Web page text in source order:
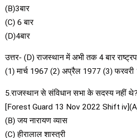
(B)3बार
(C) 6 बार
(D)4बार
उत्तर- (D) राजस्थान में अभी तक 4 बार
(1) मार्च 1967 (2) अप्रैल 1977 (3)
5.राजस्थान से संविधान सभा के सदस्य नहीं थे?
[Forest Guard 13 Nov 2022 Shift
(B) जय नारायण व्यास
(C) हीरालाल शास्त्री